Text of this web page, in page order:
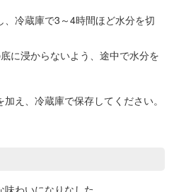
冷蔵庫で3～4時間ほど水分を切
に浸からないよう、途中で水分を
え、冷蔵庫で保存してください。
わいになりなした。